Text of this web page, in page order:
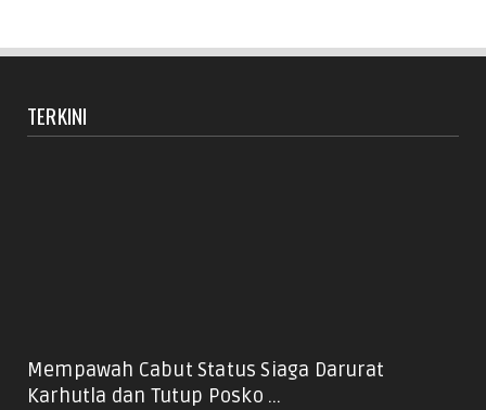
TERKINI
Mempawah Cabut Status Siaga Darurat
Karhutla dan Tutup Posko ...